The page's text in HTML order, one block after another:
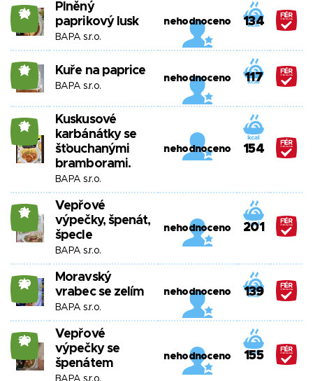
24
Plněný
paprikový lusk
BAPA s.r.o.
nehodnoceno 134
21 Kuře na paprice
BAPA s.r.o.
nehodnoceno 117
21
Kuskusové
karbánátky se
šťouchanými
bramborami.
BAPA s.r.o.
nehodnoceno 154
21
Vepřové
výpečky, špenát,
špecle
BAPA s.r.o.
nehodnoceno 201
20
Moravský
vrabec se zelím
BAPA s.r.o.
nehodnoceno 139
20
Vepřové
výpečky se
špenátem
BAPA s.r.o.
nehodnoceno 155